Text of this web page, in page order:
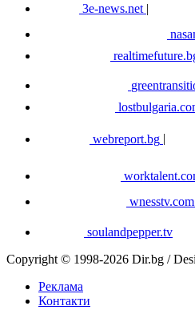
3e-news.net |
webreport.bg
wnesstv.com
soulandpepper.tv
Copyright © 1998-2026 Dir.bg /
Реклама
Контакти